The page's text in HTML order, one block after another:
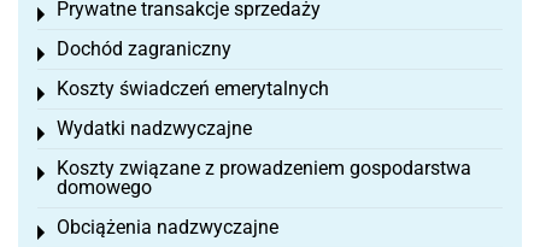
Prywatne transakcje sprzedaży
Toggle menu
Dochód zagraniczny
Toggle menu
Koszty świadczeń emerytalnych
Toggle menu
Wydatki nadzwyczajne
Toggle menu
Koszty związane z prowadzeniem gospodarstwa
domowego
Toggle menu
Obciążenia nadzwyczajne
Toggle menu